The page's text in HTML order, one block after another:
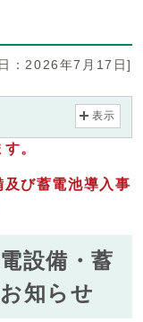
：2026年7月17日]
表示
。
及び蓄電池導入事
設備・蓄
知らせ